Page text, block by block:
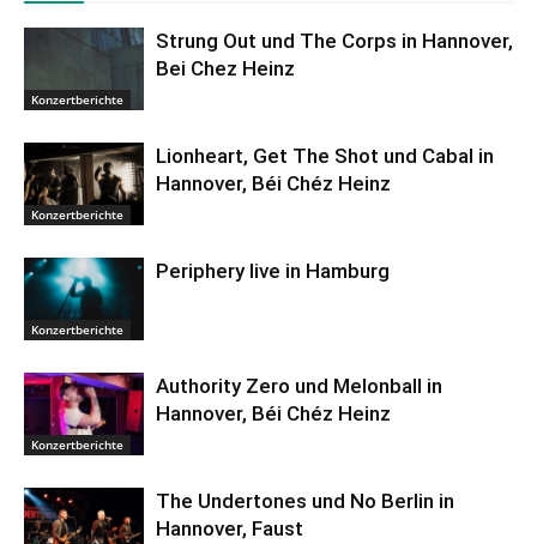
Konzertberichte
Strung Out und The Corps in Hannover,
Bei Chez Heinz
Konzertberichte
Lionheart, Get The Shot und Cabal in
Hannover, Béi Chéz Heinz
Konzertberichte
Periphery live in Hamburg
Konzertberichte
Authority Zero und Melonball in
Hannover, Béi Chéz Heinz
The Undertones und No Berlin in
Hannover, Faust